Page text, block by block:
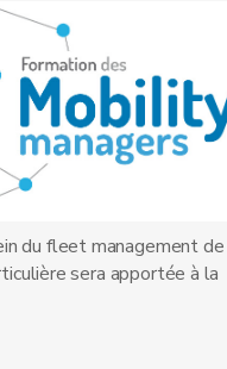
du fleet management de
sera apportée à la